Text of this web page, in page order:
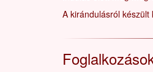
A kirándulásról készült